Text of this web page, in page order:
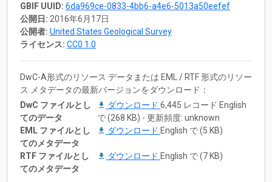
GBIF UUID: 6da969ce-0833-4bb6-a4e6-5013a50eefef
公開日: 2016年6月17日
公開者: United States Geological Survey
ライセンス: CC0 1.0
DwC-A形式のリソース データまたは EML / RTF 形式のリソー
ス メタデータの最新バージョンをダウンロード：
DwC ファイルとし
てのデータ
ダウンロード 6,445 レコード English
で (268 KB) - 更新頻度: unknown
EML ファイルとし
てのメタデータ
ダウンロード English で (5 KB)
RTF ファイルとし
てのメタデータ
ダウンロード English で (7 KB)